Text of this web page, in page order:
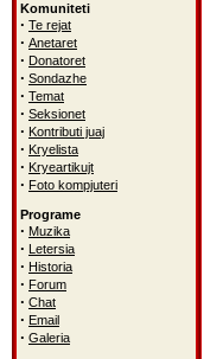
Komuniteti
· Te rejat
· Anetaret
· Donatoret
· Sondazhe
· Temat
· Seksionet
· Kontributi juaj
· Kryelista
· Kryeartikujt
· Foto kompjuteri
Programe
· Muzika
· Letersia
· Historia
· Forum
· Chat
· Email
· Galeria